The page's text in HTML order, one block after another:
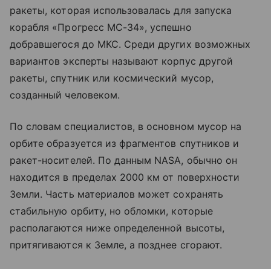
ракеты, которая использовалась для запуска
корабля «Прогресс МС-34», успешно
добравшегося до МКС. Среди других возможных
вариантов эксперты называют корпус другой
ракеты, спутник или космический мусор,
созданный человеком.
По словам специалистов, в основном мусор на
орбите образуется из фрагментов спутников и
ракет-носителей. По данным NASA, обычно он
находится в пределах 2000 км от поверхности
Земли. Часть материалов может сохранять
стабильную орбиту, но обломки, которые
располагаются ниже определенной высоты,
притягиваются к Земле, а позднее сгорают.